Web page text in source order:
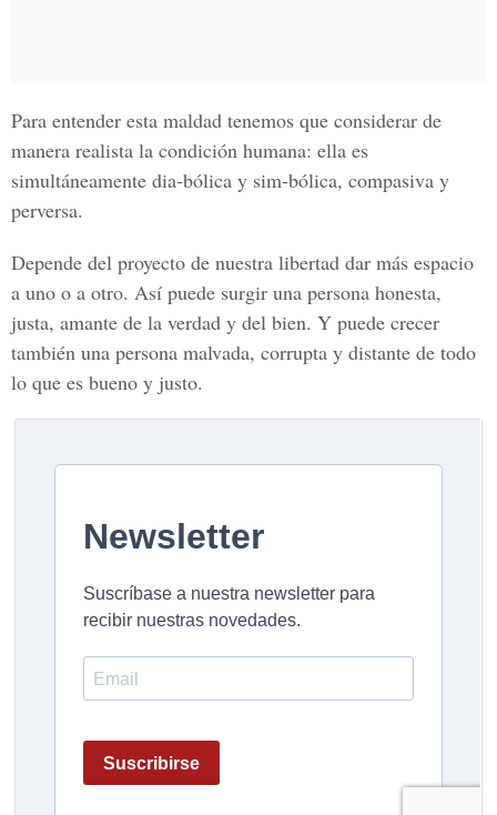
Para entender esta maldad tenemos que considerar de
manera realista la condición humana: ella es
simultáneamente dia-bólica y sim-bólica, compasiva y
perversa.
Depende del proyecto de nuestra libertad dar más espacio
a uno o a otro. Así puede surgir una persona honesta,
justa, amante de la verdad y del bien. Y puede crecer
también una persona malvada, corrupta y distante de todo
lo que es bueno y justo.